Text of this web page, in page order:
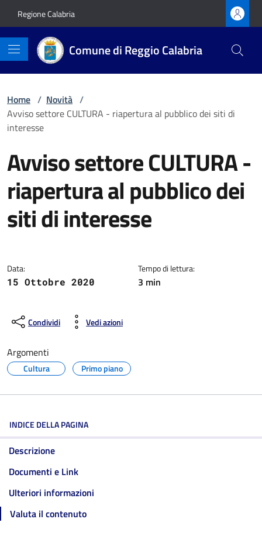
Regione Calabria
Comune di Reggio Calabria
Home / Novità /
Avviso settore CULTURA - riapertura al pubblico dei siti di
interesse
Avviso settore CULTURA -
riapertura al pubblico dei
siti di interesse
Data:
15 Ottobre 2020
Tempo di lettura:
3 min
Condividi Vedi azioni
Argomenti
Cultura Primo piano
INDICE DELLA PAGINA
Descrizione
Documenti e Link
Ulteriori informazioni
Valuta il contenuto